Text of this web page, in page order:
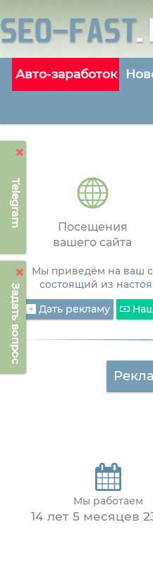
Telegram
Задать вопрос
Авто-заработок
Посещения
вашего сайта
Мы приведём на ваш
состоящий из
Дать рекламу
Мы работаем
14 лет 5 месяцев